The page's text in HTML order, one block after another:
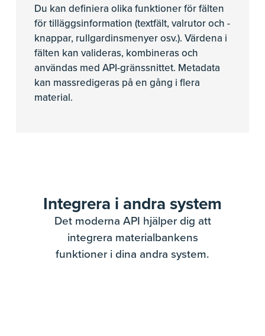
Du kan definiera olika funktioner för fälten
för tilläggsinformation (textfält, valrutor och -
knappar, rullgardinsmenyer osv.). Värdena i
fälten kan valideras, kombineras och
användas med API-gränssnittet. Metadata
kan massredigeras på en gång i flera
material.
Integrera i andra system
Det moderna API hjälper dig att
integrera materialbankens
funktioner i dina andra system.